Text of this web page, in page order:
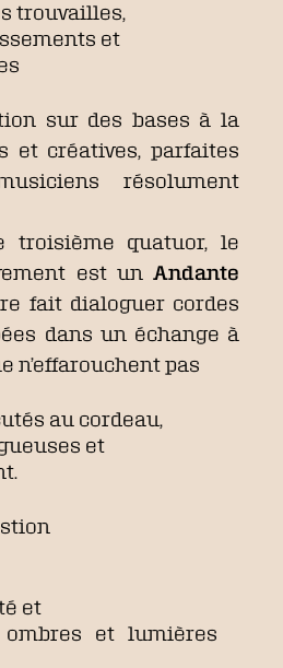
trouvailles,
et
sur des bases à la
et créatives, parfaites
résolument
troisième quatuor, le
est un Andante
fait dialoguer cordes
dans un échange à
n’effarouchent pas
au cordeau,
et
et
et lumières